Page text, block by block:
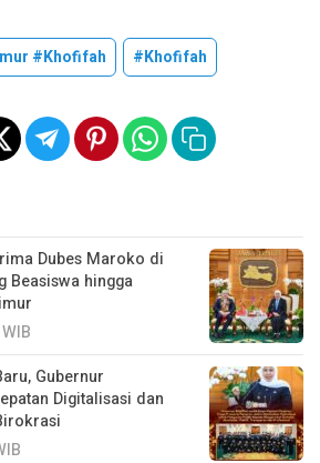
#Khofifah #Khofifah
Dubes Maroko di
Beasiswa hingga
Gubernur
Digitalisasi dan